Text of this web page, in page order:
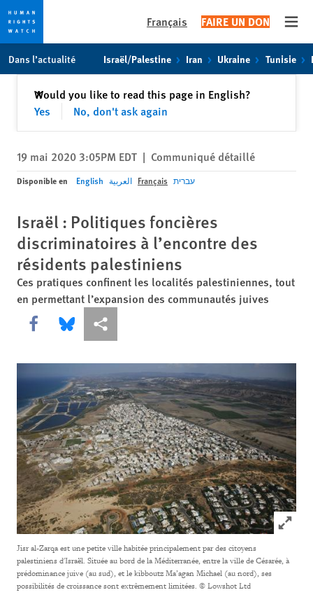
toto
content
Français FAIRE UN DON
Dans l’actualité Israël/Palestine Iran Ukraine Tunisie
Would you like to read this page in English?
Yes
No, don't ask again
✕Fermer
19 mai 2020 3:05PM EDT | Communiqué détaillé
Disponible en English العربية Français עברית
Israël : Politiques foncières
discriminatoires à l’encontre des
résidents palestiniens
Ces pratiques confinent les localités palestiniennes, tout
en permettant l’expansion des communautés juives
Share this via Facebook
Share this via Bluesky
Share this via Partagez
Click to
Jisr al-Zarqa est une petite ville habitée principalement par des citoyens
palestiniens d'Israël. Située au bord de la Méditerranée, entre la ville de Césarée, à
prédominance juive (au sud), et le kibboutz Ma’agan Michael (au nord), ses
possibilités de croissance sont extrêmement limitées. © Lowshot Ltd